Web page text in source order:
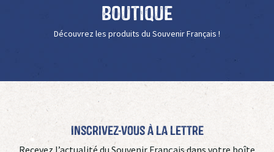
Boutique
Découvrez les produits du Souvenir Français !
Inscrivez-vous à La Lettre
Recevez l’actualité du Souvenir Français dans votre boîte